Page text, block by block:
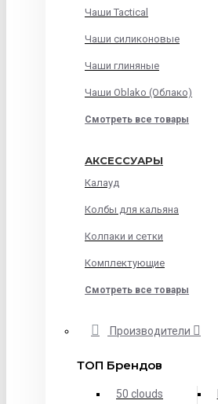
Чаши Tactical
Чаши силиконовые
Чаши глиняные
Чаши Oblako (Облако)
Смотреть все товары
АКСЕССУАРЫ
Калауд
Колбы для кальяна
Колпаки и сетки
Комплектующие
Смотреть все товары
Производители
ТОП Брендов
50 clouds